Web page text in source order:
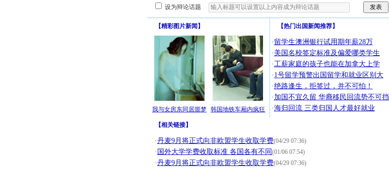
设为辩论话题
【精彩图片新闻 】
我与女房东同居噩梦 韩国地铁车厢内疯狂
【热门出国新闻推荐】
· 留学生澳洲银行试用期年薪28万
· 美国名校签定标准及偏爱哪类学生
·工薪家庭的孩子也能在加拿大上学
· 1号留学预警出国留学和就业区别大
·绝路逢生，拒签过，并不可怕！
· 加国不宜久留 华裔移民回流势不可挡
·海归回流 三类归国人才最好就业
【相关链接】
·丹麦9月将正式向非欧盟学生收取学费(04/29 07:36)
· 国外大学学费收取标准 各国各有不同 (01/06 07:54)
·丹麦9月将正式向非欧盟学生收取学费(04/29 07:36)